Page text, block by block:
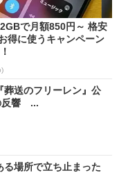
で月額850円～ 格安
得に使うキャンペーン
送のフリーレン』公
反響 ...
場所で立ち止まった